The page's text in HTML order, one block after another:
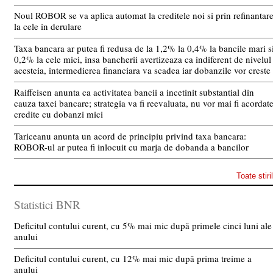
Noul ROBOR se va aplica automat la creditele noi si prin refinantare
la cele in derulare
Taxa bancara ar putea fi redusa de la 1,2% la 0,4% la bancile mari
0,2% la cele mici, insa bancherii avertizeaza ca indiferent de nivelul
acesteia, intermedierea financiara va scadea iar dobanzile vor creste
Raiffeisen anunta ca activitatea bancii a incetinit substantial din
cauza taxei bancare; strategia va fi reevaluata, nu vor mai fi acordate
credite cu dobanzi mici
Tariceanu anunta un acord de principiu privind taxa bancara:
ROBOR-ul ar putea fi inlocuit cu marja de dobanda a bancilor
Toate
Statistici BNR
Deficitul contului curent, cu 5% mai mic după primele cinci luni ale
anului
Deficitul contului curent, cu 12% mai mic după prima treime a
anului